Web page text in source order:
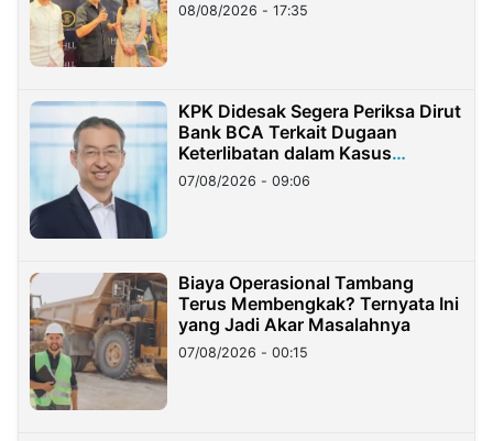
08/08/2026 - 17:35
KPK Didesak Segera Periksa Dirut
Bank BCA Terkait Dugaan
Keterlibatan dalam Kasus
Hilangnya Dana Nasabah Rp2,58
Miliar
07/08/2026 - 09:06
Biaya Operasional Tambang
Terus Membengkak? Ternyata Ini
yang Jadi Akar Masalahnya
07/08/2026 - 00:15